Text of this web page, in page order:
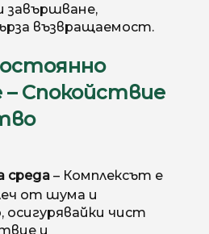
завършване,
възвращаемост.
– Спокойствие
среда – Комплексът е
от шума и
осигурявайки чист
и